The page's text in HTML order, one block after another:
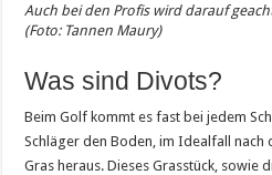
Auch bei den Profis wird darauf
(Foto: Tannen Maury)
Was sind Divots?
Beim Golf kommt es fast bei jedem
Schläger den Boden, im Idealfall nach
Gras heraus. Dieses Grasstück, sowie